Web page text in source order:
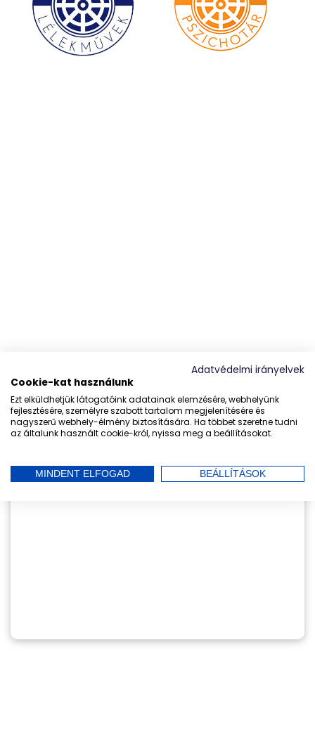
Adatvédelmi irányelvek
Cookie-kat használunk
Ezt elküldhetjük látogatóink adatainak elemzésére, webhelyünk
fejlesztésére, személyre szabott tartalom megjelenítésére és
nagyszerű webhely-élmény biztosítására. Ha többet szeretne tudni
az általunk használt cookie-król, nyissa meg a beállításokat.
MINDENT ELFOGAD BEÁLLÍTÁSOK